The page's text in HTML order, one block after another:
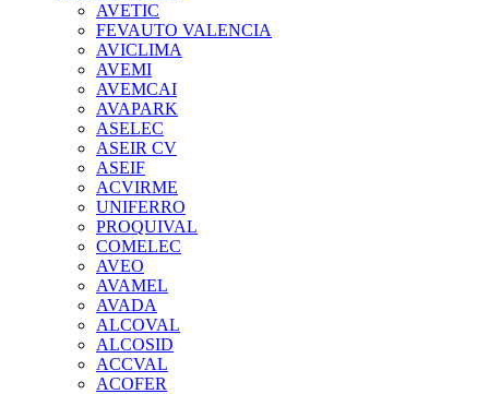
AVETIC
FEVAUTO VALENCIA
AVICLIMA
AVEMI
AVEMCAI
AVAPARK
ASELEC
ASEIR CV
ASEIF
ACVIRME
UNIFERRO
PROQUIVAL
COMELEC
AVEO
AVAMEL
AVADA
ALCOVAL
ALCOSID
ACCVAL
ACOFER